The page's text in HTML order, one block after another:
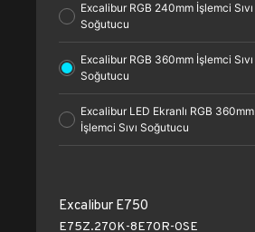
Excalibur RGB 240mm İşlemci Sıvı
Soğutucu
Excalibur RGB 360mm İşlemci Sıvı
Soğutucu
Excalibur LED Ekranlı RGB 360mm
İşlemci Sıvı Soğutucu
Excalibur E750
E75Z.270K-8E70R-0SE